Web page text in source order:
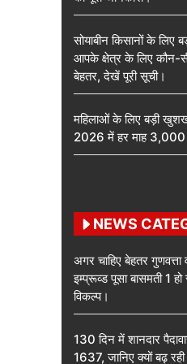
सोयाबीन किसानों के
आपके क्षेत्र के लिए कौन-
बेहतर, देखें पूरी सूची।
महिलाओं के लिए बड़ी
2026 में हर माह
NEWS
अगर चाहिए बेहतर
इम्प्रूव्ड पूसा बासमती 1
विकल्प।
130 दिन में शानदार
1637, जानिए क्यों बढ़